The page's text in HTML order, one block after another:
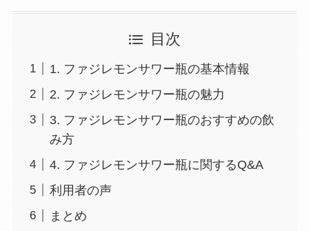
目次
1. ファジレモンサワー瓶の基本情報
2. ファジレモンサワー瓶の魅力
3. ファジレモンサワー瓶のおすすめの飲
み方
4. ファジレモンサワー瓶に関するQ&A
利用者の声
まとめ